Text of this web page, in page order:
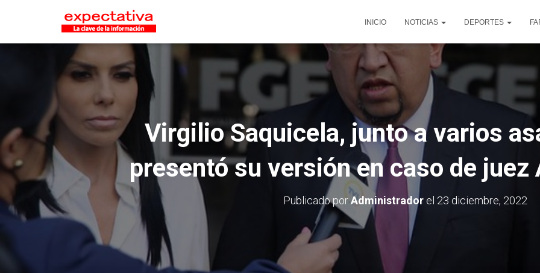
INICIO NOTICIAS DEPORTES
Virgilio Saquicela, junto a varios
presentó su versión en caso de juez
Publicado porAdministradorel 23 diciembre, 2022